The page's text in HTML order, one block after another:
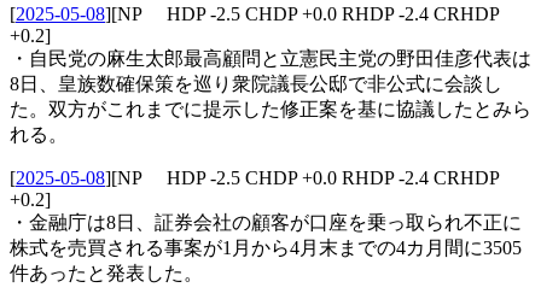
[2025-05-08][NP HDP -2.5 CHDP +0.0 RHDP -2.4 CRHDP
+0.2]
・自民党の麻生太郎最高顧問と立憲民主党の野田佳彦代表は
8日、皇族数確保策を巡り衆院議長公邸で非公式に会談し
た。双方がこれまでに提示した修正案を基に協議したとみら
れる。
[2025-05-08][NP HDP -2.5 CHDP +0.0 RHDP -2.4 CRHDP
+0.2]
・金融庁は8日、証券会社の顧客が口座を乗っ取られ不正に
株式を売買される事案が1月から4月末までの4カ月間に3505
件あったと発表した。